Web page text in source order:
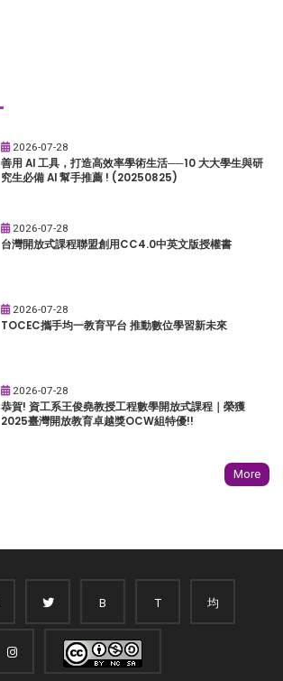
2026-07-28
善用 AI 工具，打造高效率學術生活──10 大大學生與研
究生必備 AI 幫手推薦 ! (20250825)
2026-07-28
台灣開放式課程聯盟創用CC4.0中英文版授權書
2026-07-28
TOCEC攜手均一教育平台 推動數位學習新未來
2026-07-28
恭賀! 資工系王俊堯教授工程數學開放式課程｜榮獲
2025臺灣開放教育卓越獎OCW組特優!!
More
B T 均